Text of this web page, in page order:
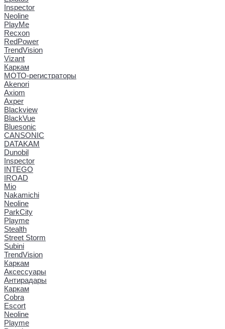
Inspector
Neoline
PlayMe
Recxon
RedPower
TrendVision
Vizant
Каркам
МОТО-регистраторы
Akenori
Axiom
Axper
Blackview
BlackVue
Bluesonic
CANSONIC
DATAKAM
Dunobil
Inspector
INTEGO
IROAD
Mio
Nakamichi
Neoline
ParkCity
Playme
Stealth
Street Storm
Subini
TrendVision
Каркам
Аксессуары
Антирадары
Каркам
Cobra
Escort
Neoline
Playme